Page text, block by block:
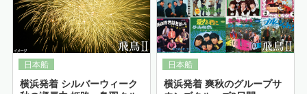
横浜発着 シルバーウィーク
横浜発着 爽秋のグループサ